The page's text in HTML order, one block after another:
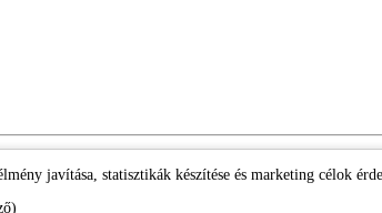
javítása, statisztikák készítése és marketing célok